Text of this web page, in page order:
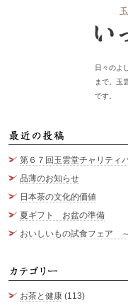
日々のよ
まで。玉
です。
第６７回玉雲堂チャリティ
品薄のお知らせ
日本茶の文化的価値
夏ギフト お盆の準備
おいしいもの試食フェア
お茶と健康 (113)